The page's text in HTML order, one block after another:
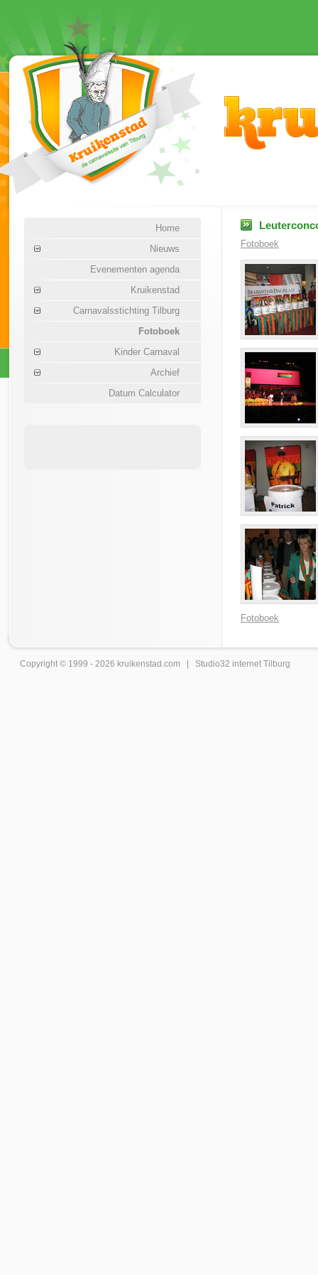
Home
Nieuws
Evenementen agenda
Kruikenstad
Carnavalsstichting Tilburg
Fotoboek
Kinder Carnaval
Archief
Datum Calculator
Fotoboek
Fotoboek
Copyright © 1999 - 2026 kruikenstad .com | Studio32 internet Tilburg